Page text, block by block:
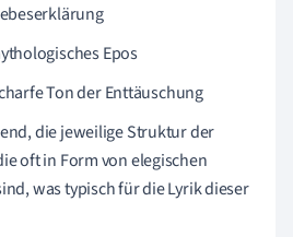
Epos
Ton der Enttäuschung
die jeweilige Struktur der
oft in Form von elegischen
was typisch für die Lyrik dieser